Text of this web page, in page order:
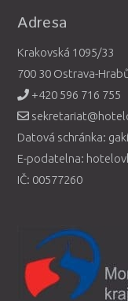
Adresa
Krakovská 1095/33
700 30 Ostrava-
+420 596 716 755
Datová schránka:
E-podatelna:
IČ: 00577260